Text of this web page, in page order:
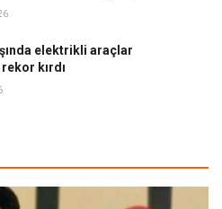
elektrikli araçlar
kırdı